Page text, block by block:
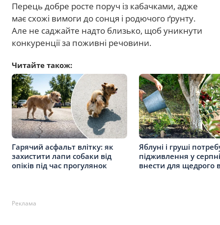
Перець добре росте поруч із кабачками, адже
має схожі вимоги до сонця і родючого ґрунту.
Але не саджайте надто близько, щоб уникнути
конкуренції за поживні речовини.
Читайте також:
Гарячий асфальт влітку: як
захистити лапи собаки від
опіків під час прогулянок
Яблуні і груші
підживлення у
внести для щедрого
Реклама